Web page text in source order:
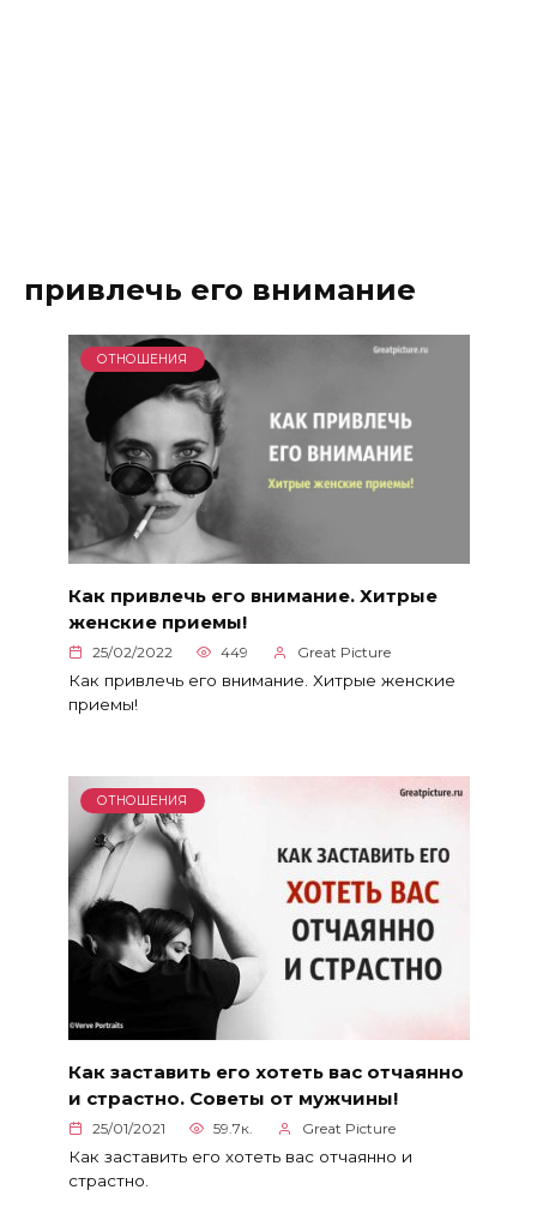
привлечь его внимание
ОТНОШЕНИЯ
Как привлечь его внимание. Хитрые
женские приемы!
25/02/2022 449 Great Picture
Как привлечь его внимание. Хитрые женские
приемы!
ОТНОШЕНИЯ
Как заставить его хотеть вас отчаянно
и страстно. Советы от мужчины!
25/01/2021 59.7к. Great Picture
Как заставить его хотеть вас отчаянно и
страстно.